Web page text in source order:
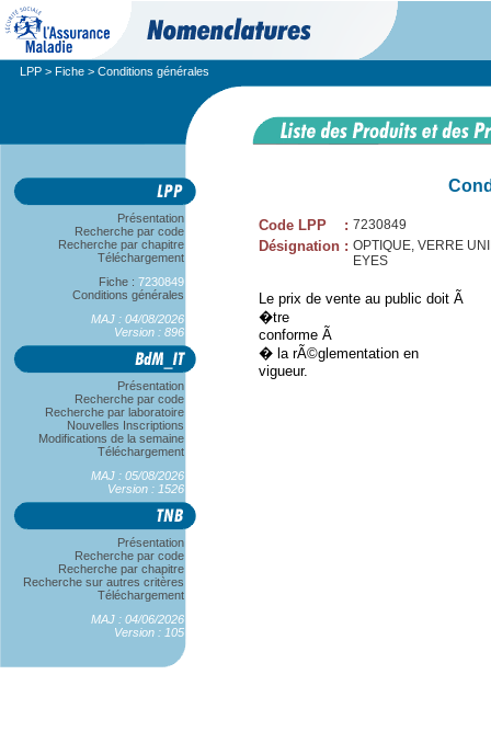
LPP > Fiche > Conditions générales
Présentation
Recherche par code
Recherche par chapitre
Téléchargement
Fiche : 7230849
Conditions générales
MAJ : 04/08/2026
Version : 896
Présentation
Recherche par code
Recherche par laboratoire
Nouvelles Inscriptions
Modifications de la semaine
Téléchargement
MAJ : 05/08/2026
Version : 1526
Présentation
Recherche par code
Recherche par chapitre
Recherche sur autres critères
Téléchargement
MAJ : 04/06/2026
Version : 105
Code LPP : 7230849
Désignation : OPTIQUE, VERRE
EYES
Le prix de vente au public doit Ã
�tre
conforme Ã
� la rÃ©glementation en
vigueur.